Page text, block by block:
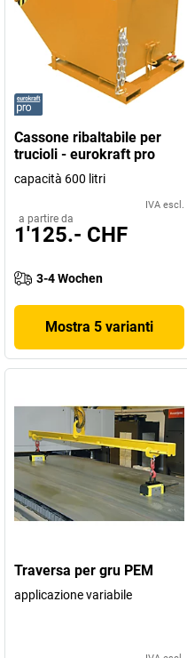
Cassone ribaltabile per
trucioli - eurokraft pro
capacità 600 litri
IVA escl.
a partire da
1'125.- CHF
3-4 Wochen
Mostra 5 varianti
Traversa per gru PEM
applicazione variabile